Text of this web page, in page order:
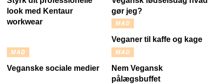
look med Kentaur
workwear
gør jeg?
MAD
Veganer til kaffe og kage
MAD
Veganske sociale medier
MAD
Nem Vegansk
pålægsbuffet